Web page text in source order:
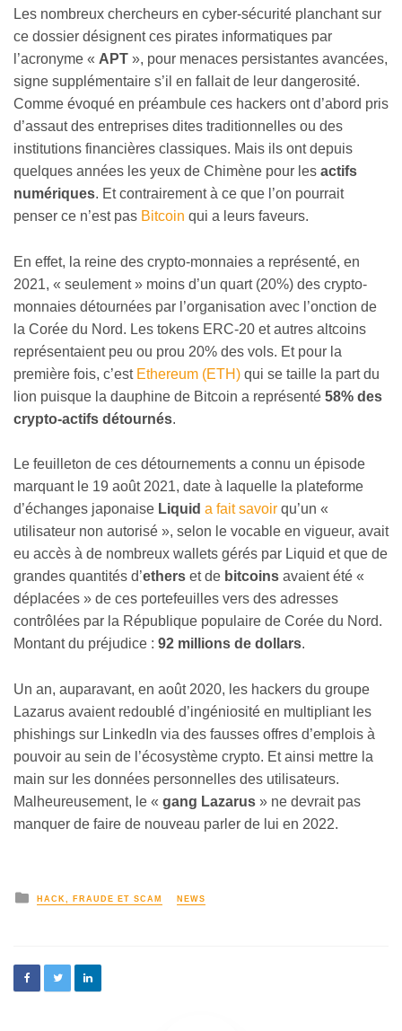
Les nombreux chercheurs en cyber-sécurité planchant sur
ce dossier désignent ces pirates informatiques par
l’acronyme « APT », pour menaces persistantes avancées,
signe supplémentaire s’il en fallait de leur dangerosité.
Comme évoqué en préambule ces hackers ont d’abord pris
d’assaut des entreprises dites traditionnelles ou des
institutions financières classiques. Mais ils ont depuis
quelques années les yeux de Chimène pour les actifs
numériques. Et contrairement à ce que l’on pourrait
penser ce n’est pas Bitcoin qui a leurs faveurs.
En effet, la reine des crypto-monnaies a représenté, en
2021, « seulement » moins d’un quart (20%) des crypto-
monnaies détournées par l’organisation avec l’onction de
la Corée du Nord. Les tokens ERC-20 et autres altcoins
représentaient peu ou prou 20% des vols. Et pour la
première fois, c’est Ethereum (ETH) qui se taille la part du
lion puisque la dauphine de Bitcoin a représenté 58% des
crypto-actifs détournés.
Le feuilleton de ces détournements a connu un épisode
marquant le 19 août 2021, date à laquelle la plateforme
d’échanges japonaise Liquid a fait savoir qu’un «
utilisateur non autorisé », selon le vocable en vigueur, avait
eu accès à de nombreux wallets gérés par Liquid et que de
grandes quantités d’ethers et de bitcoins avaient été «
déplacées » de ces portefeuilles vers des adresses
contrôlées par la République populaire de Corée du Nord.
Montant du préjudice : 92 millions de dollars.
Un an, auparavant, en août 2020, les hackers du groupe
Lazarus avaient redoublé d’ingéniosité en multipliant les
phishings sur LinkedIn via des fausses offres d’emplois à
pouvoir au sein de l’écosystème crypto. Et ainsi mettre la
main sur les données personnelles des utilisateurs.
Malheureusement, le « gang Lazarus » ne devrait pas
manquer de faire de nouveau parler de lui en 2022.
HACK, FRAUDE ET SCAM NEWS